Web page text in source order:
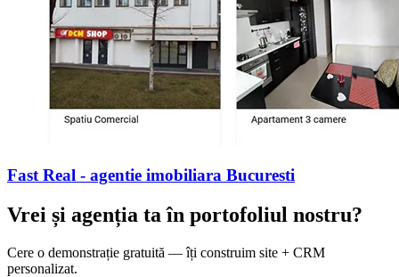
Fast Real - agentie imobiliara Bucuresti
Vrei și agenția ta în portofoliul nostru?
Cere o demonstrație gratuită — îți construim site + CRM
personalizat.